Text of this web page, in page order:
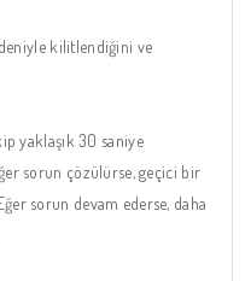
kilitlendiğini ve
yaklaşık 30 saniye
sorun çözülürse, geçici bir
sorun devam ederse, daha